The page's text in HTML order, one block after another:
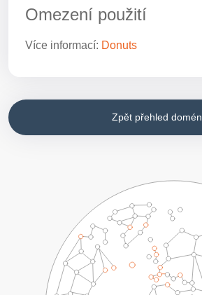
Omezení použití
Více informací: Donuts
Zpět přehled domén